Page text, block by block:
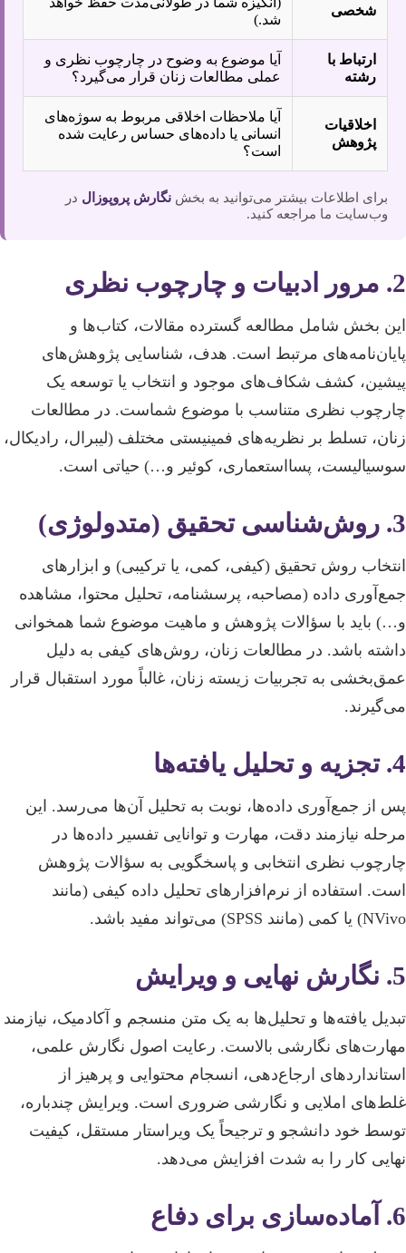
شخصی
شد.)
ارتباط با
رشته
آیا موضوع به وضوح در چارچوب نظری و
عملی مطالعات زنان قرار می‌گیرد؟
اخلاقیات
پژوهش
آیا ملاحظات اخلاقی مربوط به سوژه‌های
انسانی یا داده‌های حساس رعایت شده
است؟
برای اطلاعات بیشتر می‌توانید به بخش نگارش پروپوزال در
وب‌سایت ما مراجعه کنید.
2. مرور ادبیات و چارچوب نظری
این بخش شامل مطالعه گسترده مقالات، کتاب‌ها و
پایان‌نامه‌های مرتبط است. هدف، شناسایی پژوهش‌های
پیشین، کشف شکاف‌های موجود و انتخاب یا توسعه یک
چارچوب نظری متناسب با موضوع شماست. در مطالعات
زنان، تسلط بر نظریه‌های فمینیستی مختلف (لیبرال، رادیکال،
سوسیالیست، پسااستعماری، کوئیر و…) حیاتی است.
3. روش‌شناسی تحقیق (متدولوژی)
انتخاب روش تحقیق (کیفی، کمی، یا ترکیبی) و ابزارهای
جمع‌آوری داده (مصاحبه، پرسشنامه، تحلیل محتوا، مشاهده
و…) باید با سؤالات پژوهش و ماهیت موضوع شما همخوانی
داشته باشد. در مطالعات زنان، روش‌های کیفی به دلیل
عمق‌بخشی به تجربیات زیسته زنان، غالباً مورد استقبال قرار
می‌گیرند.
4. تجزیه و تحلیل یافته‌ها
پس از جمع‌آوری داده‌ها، نوبت به تحلیل آن‌ها می‌رسد. این
مرحله نیازمند دقت، مهارت و توانایی تفسیر داده‌ها در
چارچوب نظری انتخابی و پاسخگویی به سؤالات پژوهش
است. استفاده از نرم‌افزارهای تحلیل داده کیفی (مانند
NVivo) یا کمی (مانند SPSS) می‌تواند مفید باشد.
5. نگارش نهایی و ویرایش
تبدیل یافته‌ها و تحلیل‌ها به یک متن منسجم و آکادمیک، نیازمند
مهارت‌های نگارشی بالاست. رعایت اصول نگارش علمی،
استانداردهای ارجاع‌دهی، انسجام محتوایی و پرهیز از
غلط‌های املایی و نگارشی ضروری است. ویرایش چندباره،
توسط خود دانشجو و ترجیحاً یک ویراستار مستقل، کیفیت
نهایی کار را به شدت افزایش می‌دهد.
6. آماده‌سازی برای دفاع